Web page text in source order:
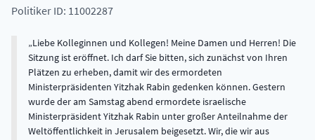
Politiker ID: 11002287
Liebe Kolleginnen und Kollegen! Meine Damen und Herren! Die
Sitzung ist eröffnet. Ich darf Sie bitten, sich zunächst von Ihren
Plätzen zu erheben, damit wir des ermordeten
Ministerpräsidenten Yitzhak Rabin gedenken können. Gestern
wurde der am Samstag abend ermordete israelische
Ministerpräsident Yitzhak Rabin unter großer Anteilnahme der
Weltöffentlichkeit in Jerusalem beigesetzt. Wir, die wir aus